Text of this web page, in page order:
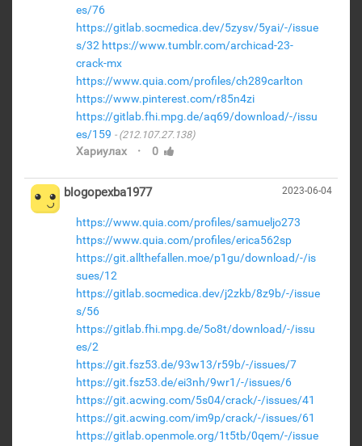
es/76
https://gitlab.socmedica.dev/5zysv/5yai/-/issue
s/32 https://www.tumblr.com/archicad-23-
crack-mx
https://www.quia.com/profiles/ch289carlton
https://www.pinterest.com/r85n4zi
https://gitlab.fhi.mpg.de/aq69/download/-/issu
es/159
(212.107.27.138)
Хариулах · 0
2023-06-04
blogopexba1977
https://www.quia.com/profiles/samueljo273
https://www.quia.com/profiles/erica562sp
https://git.allthefallen.moe/p1gu/download/-/is
sues/12
https://gitlab.socmedica.dev/j2zkb/8z9b/-/issue
s/56
https://gitlab.fhi.mpg.de/5o8t/download/-/issu
es/2
https://git.fsz53.de/93w13/r59b/-/issues/7
https://git.fsz53.de/ei3nh/9wr1/-/issues/6
https://git.acwing.com/5s04/crack/-/issues/41
https://git.acwing.com/im9p/crack/-/issues/61
https://gitlab.openmole.org/1t5tb/0qem/-/issue